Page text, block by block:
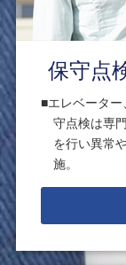
保守点
エレベータ
守点検は専
を行い異常
施。